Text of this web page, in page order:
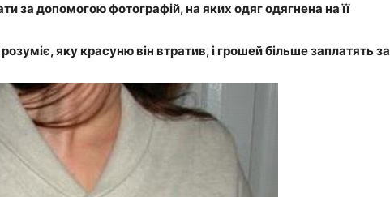
за допомогою фотографій, на яких одяг одягнена на її
яку красуню він втратив, і грошей більше заплатять за